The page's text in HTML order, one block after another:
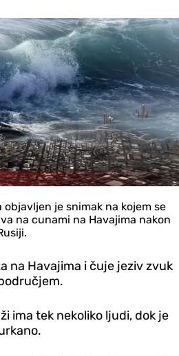
je snimak na kojem se
na cunami na Havajima nakon
na Havajima i čuje jeziv zvuk
ima tek nekoliko ljudi, dok je